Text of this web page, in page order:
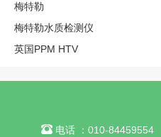
梅特勒
梅特勒水质检测仪
英国PPM HTV
电话 ：010-84459554